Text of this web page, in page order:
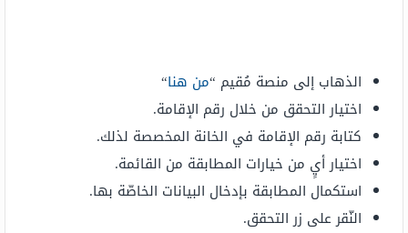
الذهاب إلى منصة مُقيم “من هنا“
اختيار التحقق من خلال رقم الإقامة.
كتابة رقم الإقامة في الخانة المخصصة لذلك.
اختيار أيٍ من خيارات المطابقة من القائمة.
استكمال المطابقة بإدخال البيانات الخاصّة بها.
النّقر على زر التحقق.